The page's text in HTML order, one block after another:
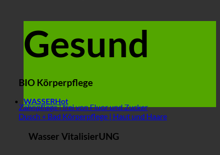
Gesund
BIO Körperpflege
Zahnpflege | frei von Fluor und Zucker
Dusch + Bad Körperpflege | Haut und Haare
WASSER
Wasser VitalisierUNG